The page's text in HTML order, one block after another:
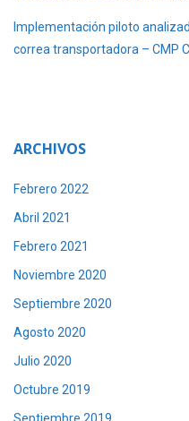
Implementación piloto
correa transportadora – CMP
ARCHIVOS
Febrero 2022
Abril 2021
Febrero 2021
Noviembre 2020
Septiembre 2020
Agosto 2020
Julio 2020
Octubre 2019